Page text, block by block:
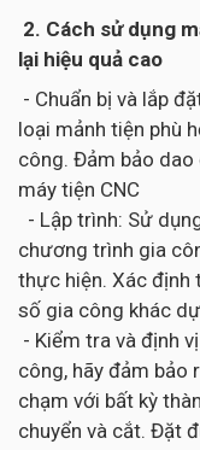
2. Cách sử dụng
lại hiệu quả cao
- Chuẩn bị và lắp
loại mảnh tiện phù
công. Đảm bảo
máy tiện CNC
- Lập trình: Sử
chương trình gia
thực hiện. Xác định
số gia công khác
- Kiểm tra và định vị
công, hãy đảm bảo
chạm với bất kỳ
chuyển và cắt. Đặt